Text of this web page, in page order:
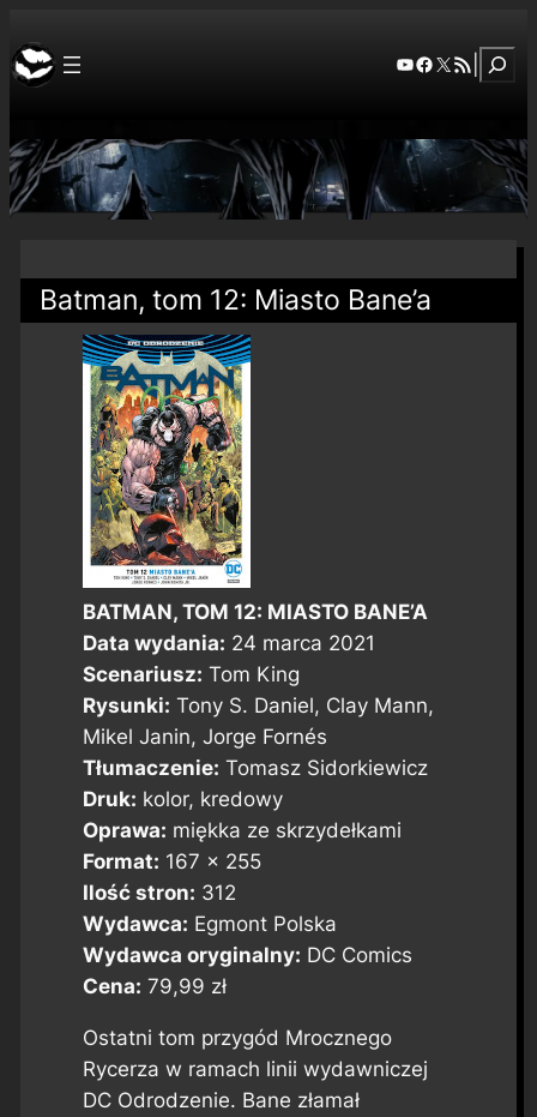
YouTube
Facebook
X RSS Feed
Batman, tom 12: Miasto Bane’a
BATMAN, TOM 12: MIASTO BANE’A
Data wydania: 24 marca 2021
Scenariusz: Tom King
Rysunki: Tony S. Daniel, Clay Mann,
Mikel Janin, Jorge Fornés
Tłumaczenie: Tomasz Sidorkiewicz
Druk: kolor, kredowy
Oprawa: miękka ze skrzydełkami
Format: 167 x 255
Ilość stron: 312
Wydawca: Egmont Polska
Wydawca oryginalny: DC Comics
Cena: 79,99 zł
Ostatni tom przygód Mrocznego
Rycerza w ramach linii wydawniczej
DC Odrodzenie. Bane złamał